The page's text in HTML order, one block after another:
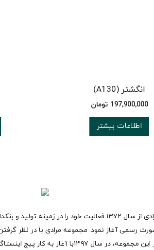
انگشتر (A130)
197,900,000 تومان
اطلاعات بیشتر
مجموعه مرادی از سال ۱۳۷۲ فعالیت خود را در
رسمی آغاز نمود. مجموعه مرادی با در نظر
مستقیم از این مجموعه، در سال ۱۳۹۷با